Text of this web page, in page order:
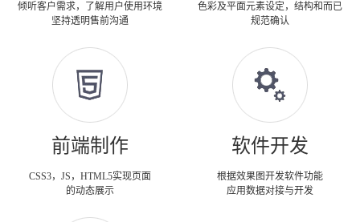
倾听客户需求，了解用户使用环境
坚持透明售前沟通
色彩及平面元素设定，结构和而已
规范确认
前端制作
CSS3，JS，HTML5实现页面
的动态展示
软件开发
根据效果图开发软件功能
应用数据对接与开发